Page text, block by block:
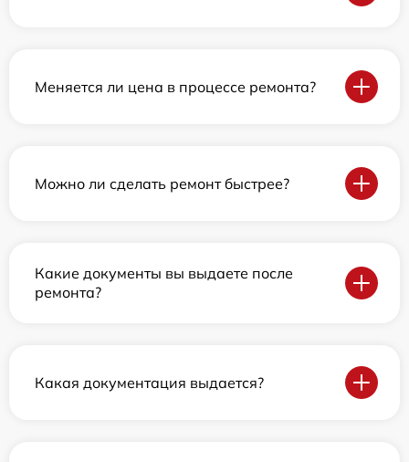
Меняется ли цена в процессе ремонта?
Можно ли сделать ремонт быстрее?
Какие документы вы выдаете после
ремонта?
Какая документация выдается?